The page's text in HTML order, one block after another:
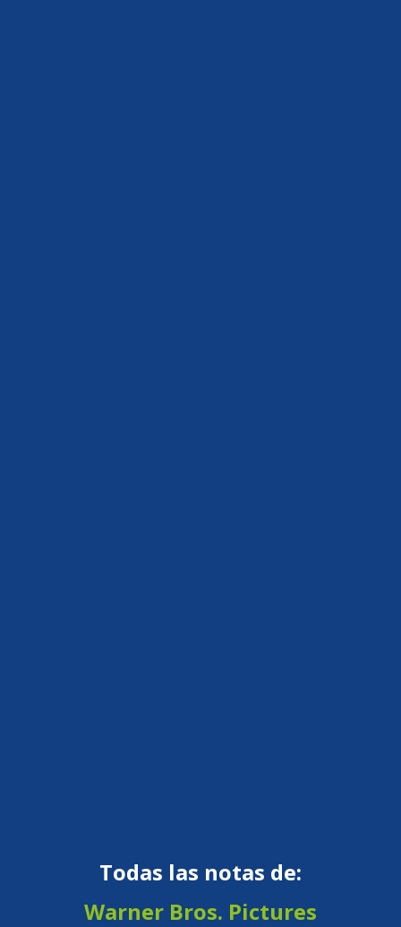
Todas las notas de:
Warner Bros. Pictures